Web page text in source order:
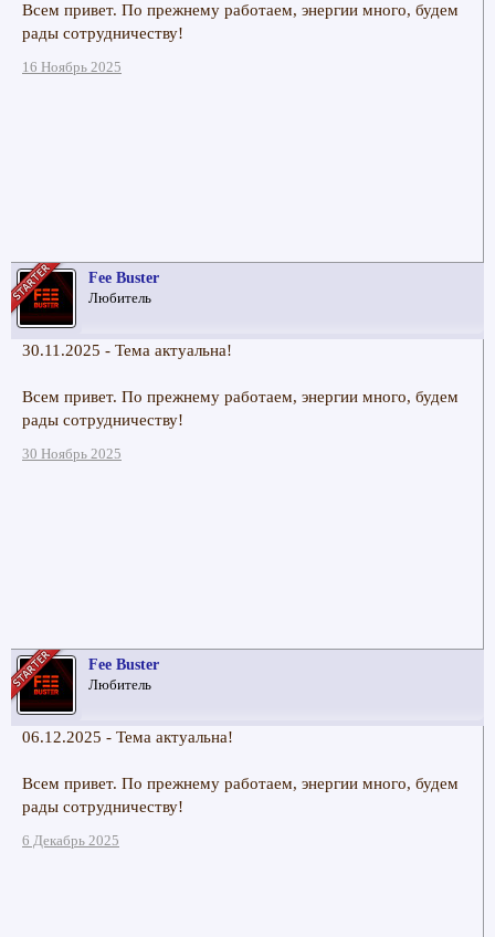
Всем привет. По прежнему работаем, энергии много, будем
рады сотрудничеству!
16 Ноябрь 2025
Fee Buster
Любитель
30.11.2025 - Тема актуальна!
Всем привет. По прежнему работаем, энергии много, будем
рады сотрудничеству!
30 Ноябрь 2025
Fee Buster
Любитель
06.12.2025 - Тема актуальна!
Всем привет. По прежнему работаем, энергии много, будем
рады сотрудничеству!
6 Декабрь 2025